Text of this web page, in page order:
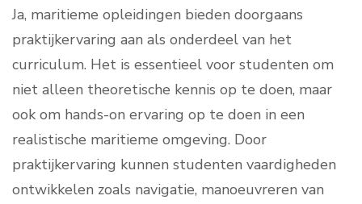
Ja, maritieme opleidingen bieden doorgaans
praktijkervaring aan als onderdeel van het
curriculum. Het is essentieel voor studenten om
niet alleen theoretische kennis op te doen, maar
ook om hands-on ervaring op te doen in een
realistische maritieme omgeving. Door
praktijkervaring kunnen studenten vaardigheden
ontwikkelen zoals navigatie, manoeuvreren van